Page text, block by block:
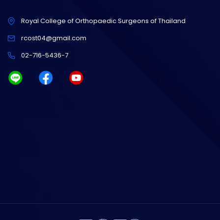
Royal College of Orthopaedic Surgeons of Thailand
rcost04@gmail.com
02-716-5436-7